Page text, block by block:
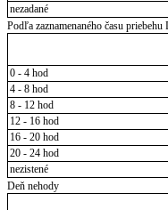
nezadané
Podľa zaznamenaného času
0 - 4 hod
4 - 8 hod
8 - 12 hod
12 - 16 hod
16 - 20 hod
20 - 24 hod
nezistené
Deň nehody